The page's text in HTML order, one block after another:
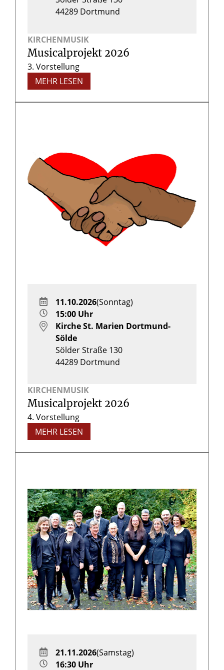
KIRCHENMUSIK
Musicalprojekt 2026
3. Vorstellung
MEHR LESEN
44289 Dortmund
KIRCHENMUSIK
Musicalprojekt 2026
4. Vorstellung
MEHR LESEN
11.10.2026(Sonntag)
15:00 Uhr
Kirche St. Marien Dortmund-
Sölde
Sölder Straße 130
44289 Dortmund
21.11.2026(Samstag)
16:30 Uhr